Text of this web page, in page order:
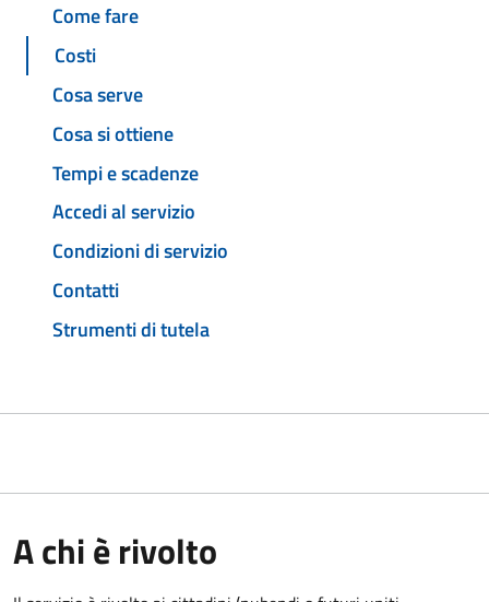
Come fare
Costi
Cosa serve
Cosa si ottiene
Tempi e scadenze
Accedi al servizio
Condizioni di servizio
Contatti
Strumenti di tutela
A chi è rivolto